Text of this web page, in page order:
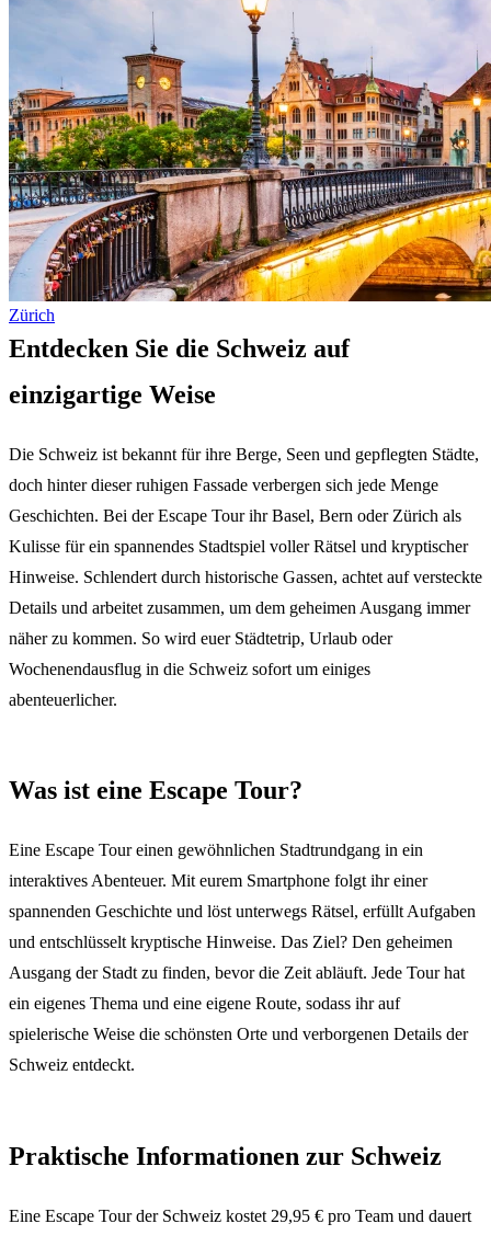
Zürich
Entdecken Sie die Schweiz auf
einzigartige Weise
Die Schweiz ist bekannt für ihre Berge, Seen und gepflegten Städte,
doch hinter dieser ruhigen Fassade verbergen sich jede Menge
Geschichten. Bei der Escape Tour ihr Basel, Bern oder Zürich als
Kulisse für ein spannendes Stadtspiel voller Rätsel und kryptischer
Hinweise. Schlendert durch historische Gassen, achtet auf versteckte
Details und arbeitet zusammen, um dem geheimen Ausgang immer
näher zu kommen. So wird euer Städtetrip, Urlaub oder
Wochenendausflug in die Schweiz sofort um einiges
abenteuerlicher.
Was ist eine Escape Tour?
Eine Escape Tour einen gewöhnlichen Stadtrundgang in ein
interaktives Abenteuer. Mit eurem Smartphone folgt ihr einer
spannenden Geschichte und löst unterwegs Rätsel, erfüllt Aufgaben
und entschlüsselt kryptische Hinweise. Das Ziel? Den geheimen
Ausgang der Stadt zu finden, bevor die Zeit abläuft. Jede Tour hat
ein eigenes Thema und eine eigene Route, sodass ihr auf
spielerische Weise die schönsten Orte und verborgenen Details der
Schweiz entdeckt.
Praktische Informationen zur Schweiz
Eine Escape Tour der Schweiz kostet 29,95 € pro Team und dauert